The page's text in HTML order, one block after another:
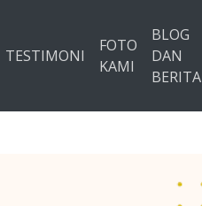
TESTIMONI
FOTO
KAMI
BLOG
DAN
BERITA